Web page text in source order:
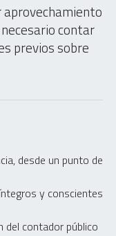
aprovechamiento
contar
previos sobre
desde un punto de
y conscientes
del contador público